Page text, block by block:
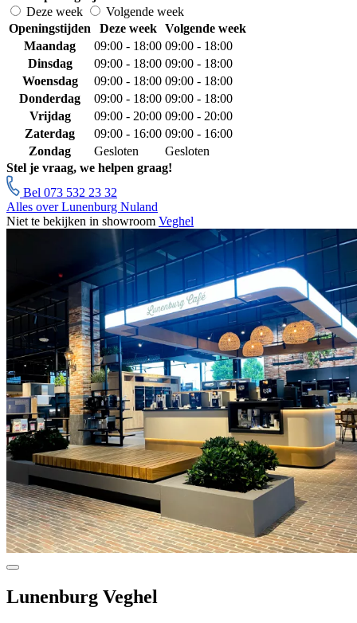
Deze week
Volgende week
Openingstijden
Deze week
Volgende week
Maandag
09:00 - 18:00 09:00 - 18:00
Dinsdag
09:00 - 18:00 09:00 - 18:00
Woensdag
09:00 - 18:00 09:00 - 18:00
Donderdag
09:00 - 18:00 09:00 - 18:00
Vrijdag
09:00 - 20:00 09:00 - 20:00
Zaterdag
09:00 - 16:00 09:00 - 16:00
Zondag
Gesloten
Gesloten
Stel je vraag, we helpen graag!
Bel 073 532 23 32
Alles over Lunenburg Nuland
Niet te bekijken in showroom Veghel
Lunenburg Veghel